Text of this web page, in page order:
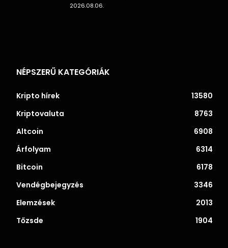
2026.08.06.
NÉPSZERŰ KATEGÓRIÁK
Kripto hírek
13580
Kriptovaluta
8763
Altcoin
6908
Árfolyam
6314
Bitcoin
6178
Vendégbejegyzés
3346
Elemzések
2013
Tőzsde
1904